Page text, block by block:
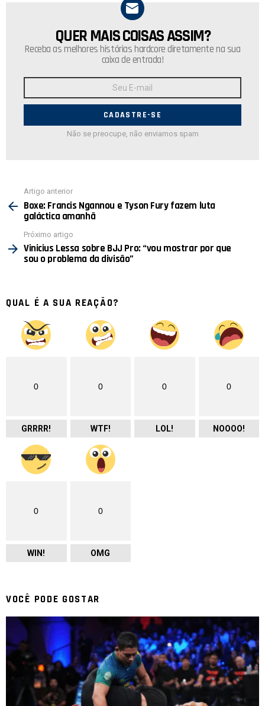
NEWSLETTER
QUER MAIS COISAS ASSIM?
Receba as melhores histórias hardcore diretamente na sua
caixa de entrada!
E-
Não se preocupe, não enviamos spam
mais
Artigo anterior
Boxe: Francis Ngannou e Tyson Fury fazem luta
galáctica amanhã
Próximo artigo
Vinicius Lessa sobre BJJ Pro: “vou mostrar por que
sou o problema da divisão”
QUAL É A SUA REAÇÃO?
0
GRRRR!
0
WTF!
0
LOL!
0
NOOOO!
0
WIN!
0
OMG
VOCÊ PODE GOSTAR